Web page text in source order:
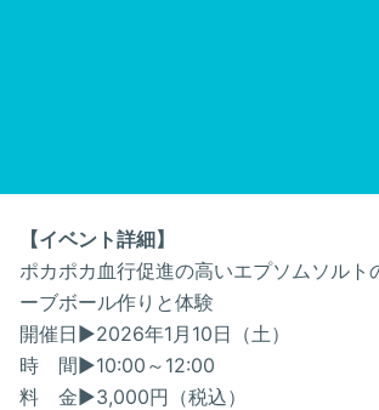
【イベント詳細】
ポカポカ血行促進の高いエプソムソルト
ーブボール作りと体験
開催日▶2026年1月10日（土）
時 間▶10:00～12:00
料 金▶3,000円（税込）